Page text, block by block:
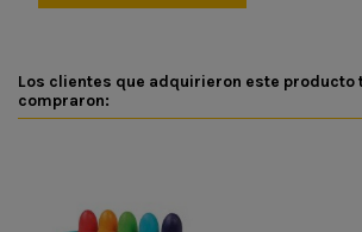
Los clientes que adquirieron este producto
compraron: